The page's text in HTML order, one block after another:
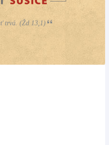
trvá. (Žd 13,1)